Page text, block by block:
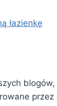
łazienkę